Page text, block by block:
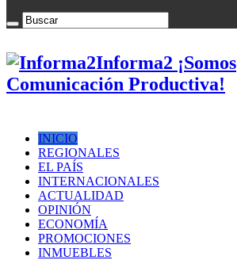
Informa2 ¡Somos
Comunicación Productiva!
INICIO
REGIONALES
EL PAÍS
INTERNACIONALES
ACTUALIDAD
OPINIÓN
ECONOMÍA
PROMOCIONES
INMUEBLES